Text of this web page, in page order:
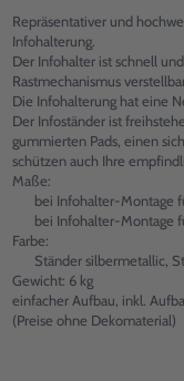
Repräsentativer und
Infohalterung.
Der Infohalter ist schnell
Rastmechanismus
Die Infohalterung hat eine
Der Infoständer ist
gummierten Pads, einen
schützen auch Ihre
Maße:
bei Infohalter-Montage
bei Infohalter-Montage
Farbe:
Ständer silbermetallic,
Gewicht: 6 kg
einfacher Aufbau, inkl.
(Preise ohne Dekomaterial)